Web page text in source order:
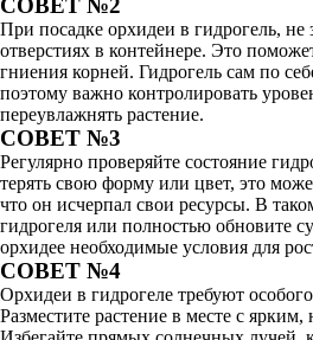
СОВЕТ №2
При посадке орхидеи в гидрогель,
отверстиях в контейнере. Это
гниения корней. Гидрогель сам по
поэтому важно контролировать
переувлажнять растение.
СОВЕТ №3
Регулярно проверяйте состояние
терять свою форму или цвет, это
что он исчерпал свои ресурсы. В
гидрогеля или полностью обновите
орхидее необходимые условия для
СОВЕТ №4
Орхидеи в гидрогеле требуют
Разместите растение в месте с